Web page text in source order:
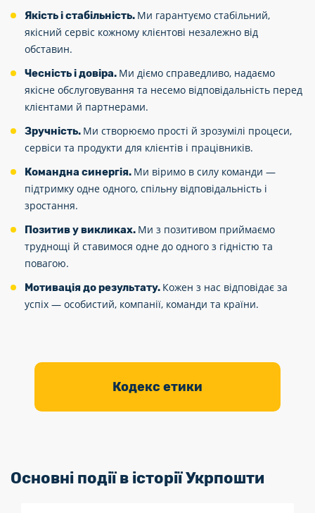
Якість і стабільність. Ми гарантуємо стабільний,
якісний сервіс кожному клієнтові незалежно від
обставин.
Чесність і довіра. Ми діємо справедливо, надаємо
якісне обслуговування та несемо відповідальність перед
клієнтами й партнерами.
Зручність. Ми створюємо прості й зрозумілі процеси,
сервіси та продукти для клієнтів і працівників.
Командна синергія. Ми віримо в силу команди —
підтримку одне одного, спільну відповідальність і
зростання.
Позитив у викликах. Ми з позитивом приймаємо
труднощі й ставимося одне до одного з гідністю та
повагою.
Мотивація до результату. Кожен з нас відповідає за
успіх — особистий, компанії, команди та країни.
Кодекс етики
Основні події в історії Укрпошти